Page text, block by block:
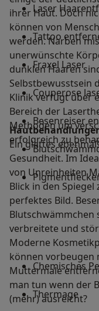
ihrer Haut. Doch
können von
werden. Narben
unerwünschte
dunklen Haaren
Selbstbewusstsein
Klinik verfügt über
Bereich der
Methoden um
erfolgreich zu
Laser
Tattoo
Fraxel Laser
Couperose
Besenreiser
Ein glattes
Gesundheit. Im
von Unreinheiten
Blick in den
perfektes Bild.
Blutschwämmchen
verbreitete und
Moderne
können vorbeugen
Muttermale
man tun wenn der
(mehr) ausreicht?
Chemisches
Thermage